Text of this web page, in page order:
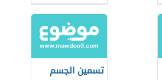
تسمين الجسم